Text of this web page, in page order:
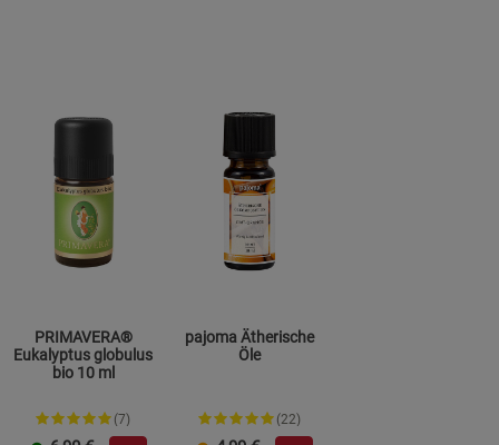
PRIMAVERA®
Eukalyptus globulus
bio 10 ml
(7)
pajoma Ätherische
Öle
(22)